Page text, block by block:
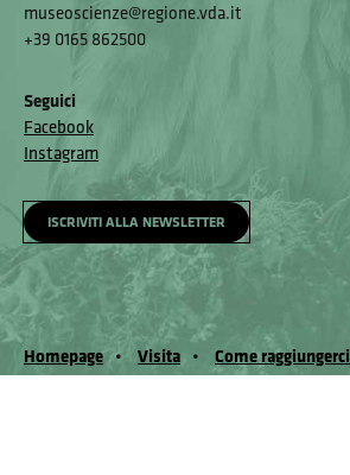
museoscienze@regione.vda.it
+39 0165 862500
Seguici
Facebook
Instagram
ISCRIVITI ALLA NEWSLETTER
Homepage Visita
Come raggiungerci
Accessibilità e meccanismo di feedback